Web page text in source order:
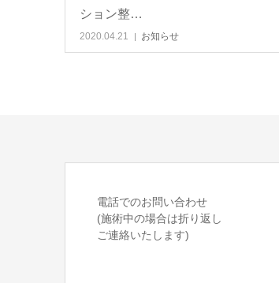
ション整…
2020.04.21 お知らせ
電話でのお問い合わせ
(施術中の場合は折り返し
ご連絡いたします)